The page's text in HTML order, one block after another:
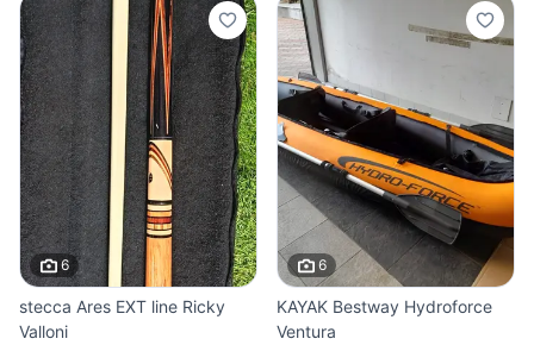
6
stecca Ares EXT line Ricky
Valloni
6
KAYAK Bestway Hydroforce
Ventura